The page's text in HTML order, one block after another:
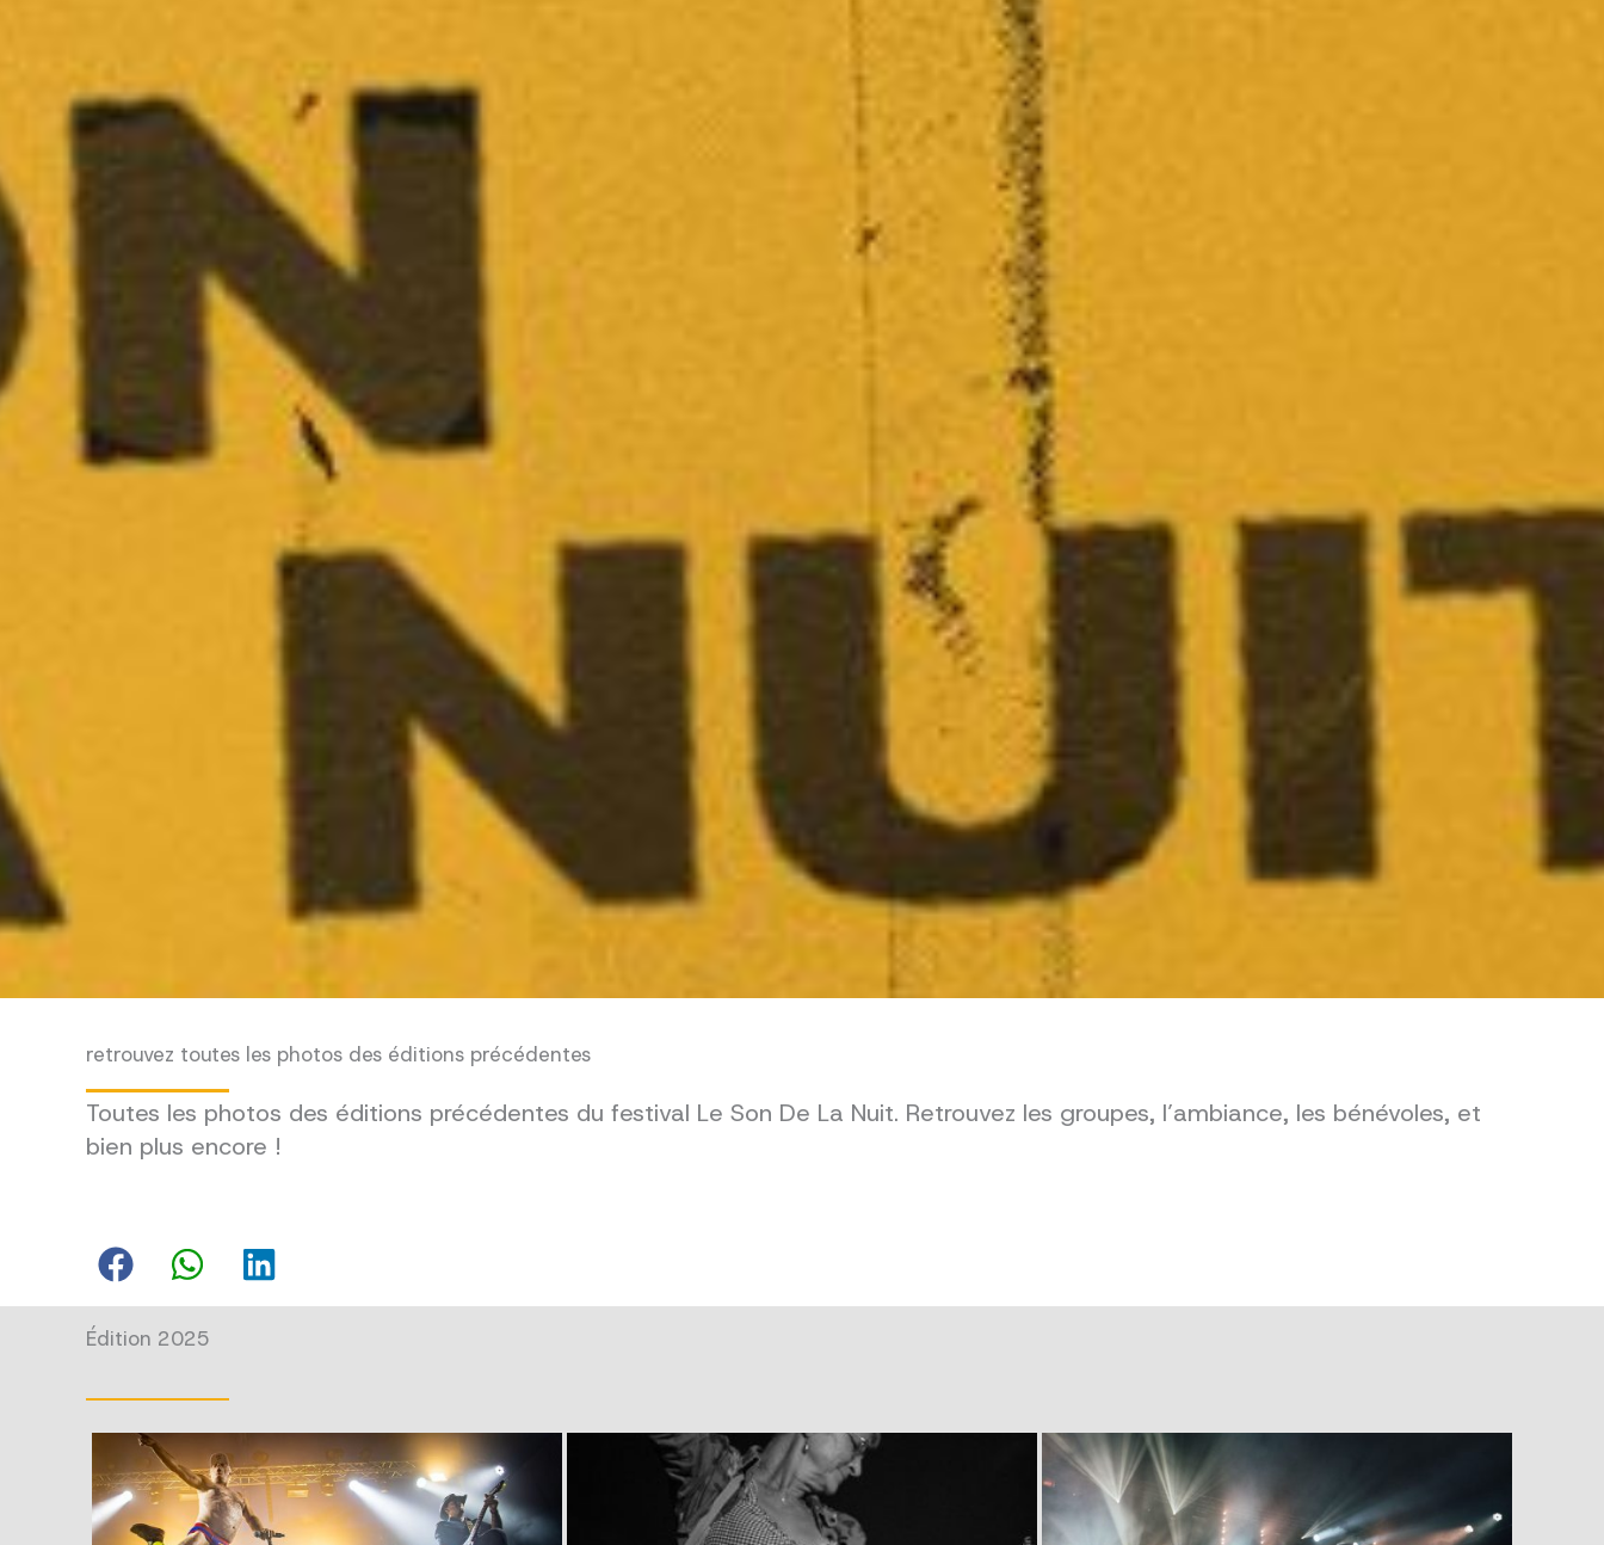
retrouvez toutes les photos des éditions précédentes
Toutes les photos des éditions précédentes du festival Le Son De La Nuit. Retrouvez les groupes, l’ambiance, les bénévoles, et
bien plus encore !
Édition 2025